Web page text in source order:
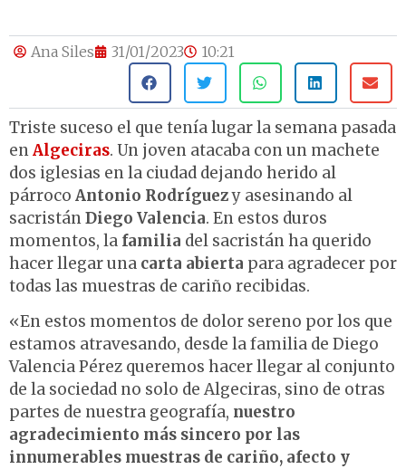
Ana Siles 31/01/2023 10:21
Triste suceso el que tenía lugar la semana pasada
enAlgeciras. Un joven atacaba con un machete
dos iglesias en la ciudad dejando herido al
párroco Antonio Rodríguezy asesinando al
sacristánDiego Valencia. En estos duros
momentos, la familia del sacristán ha querido
hacer llegar una carta abierta para agradecer por
todas las muestras de cariño recibidas.
«En estos momentos de dolor sereno por los que
estamos atravesando, desde la familia de Diego
Valencia Pérez queremos hacer llegar al conjunto
de la sociedad no solo de Algeciras, sino de otras
partes de nuestra geografía, nuestro
agradecimiento más sincero por las
innumerables muestras de cariño, afecto y